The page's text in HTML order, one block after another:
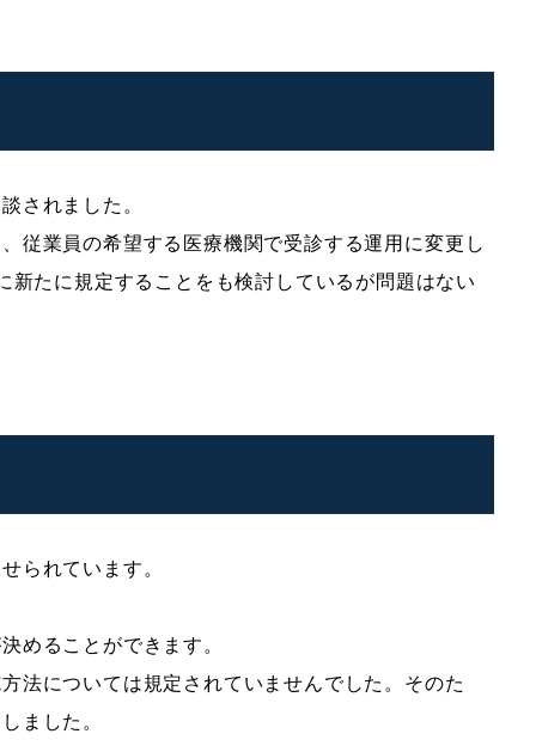
されました。
従業員の希望する医療機関で受診する運用に変更し
たに規定することをも検討しているが問題はない
られています。
めることができます。
法については規定されていませんでした。そのた
ました。